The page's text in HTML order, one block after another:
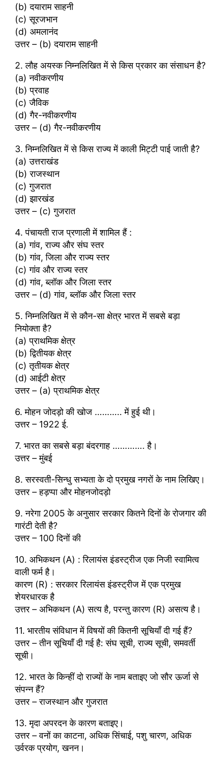
(b) दयाराम साहनी
(c) सूरजभान
(d) अमलानंद
उत्तर – (b) दयाराम साहनी
2. लौह अयस्क निम्नलिखित में से किस प्रकार का संसाधन है?
(a) नवीकरणीय
(b) प्रवाह
(c) जैविक
(d) गैर-नवीकरणीय
उत्तर – (d) गैर-नवीकरणीय
3. निम्नलिखित में से किस राज्य में काली मिट्टी पाई जाती है?
(a) उत्तराखंड
(b) राजस्थान
(c) गुजरात
(d) झारखंड
उत्तर – (c) गुजरात
4. पंचायती राज प्रणाली में शामिल हैं :
(a) गांव, राज्य और संघ स्तर
(b) गांव, जिला और राज्य स्तर
(c) गांव और राज्य स्तर
(d) गांव, ब्लॉक और जिला स्तर
उत्तर – (d) गांव, ब्लॉक और जिला स्तर
5. निम्नलिखित में से कौन-सा क्षेत्र भारत में सबसे बड़ा
नियोक्ता है?
(a) प्राथमिक क्षेत्र
(b) द्वितीयक क्षेत्र
(c) तृतीयक क्षेत्र
(d) आईटी क्षेत्र
उत्तर – (a) प्राथमिक क्षेत्र
6. मोहन जोदड़ो की खोज ……….. में हुई थी।
उत्तर – 1922 ई.
7. भारत का सबसे बड़ा बंदरगाह …………. है।
उत्तर – मुंबई
8. सरस्वती-सिन्धु सभ्यता के दो प्रमुख नगरों के नाम लिखिए।
उत्तर – हड़प्पा और मोहनजोद‌ड़ो
9. नरेगा 2005 के अनुसार सरकार कितने दिनों के रोजगार की
गारंटी देती है?
उत्तर – 100 दिनों की
10. अभिकथन (A) : रिलायंस इंडस्ट्रीज एक निजी स्वामित्व
वाली फर्म है।
कारण (R) : सरकार रिलायंस इंडस्ट्रीज में एक प्रमुख
शेयरधारक है
उत्तर – अभिकथन (A) सत्य है, परन्तु कारण (R) असत्य है।
11. भारतीय संविधान में विषयों की कितनी सूचियाँ दी गई हैं?
उत्तर – तीन सूचियाँ दी गई है: संघ सूची, राज्य सूची, समवर्ती
सूची।
12. भारत के किन्हीं दो राज्यों के नाम बताइए जो सौर ऊर्जा से
संपन्न हैं?
उत्तर – राजस्थान और गुजरात
13. मृदा अपरदन के कारण बताइए।
उत्तर – वनों का काटना, अधिक सिंचाई, पशु चारण, अधिक
उर्वरक प्रयोग, खनन।